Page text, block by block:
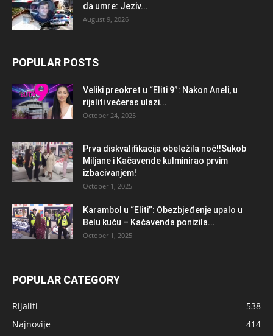
da umre: Jeziv...
August 9, 2026
POPULAR POSTS
Veliki preokret u “Eliti 9”: Nakon Aneli, u
rijaliti večeras ulazi...
October 24, 2025
Prva diskvalifikacija obeležila noć!!Sukob
Miljane i Kačavende kulminirao prvim
izbacivanjem!
October 1, 2025
Karambol u “Eliti”: Obezbjeđenje upalo u
Belu kuću – Kačavenda ponizila...
October 1, 2025
POPULAR CATEGORY
Rijaliti
538
Najnovije
414